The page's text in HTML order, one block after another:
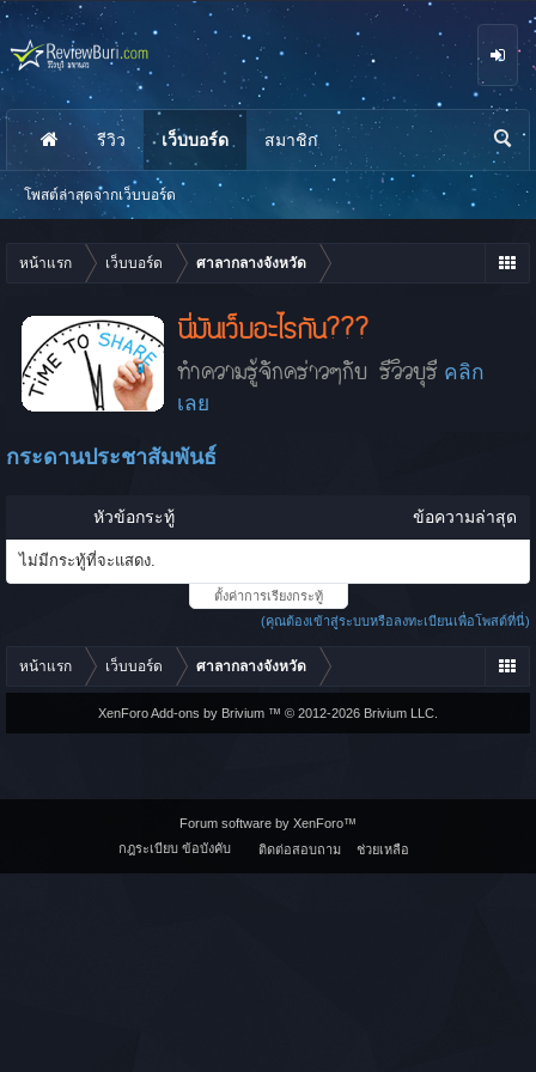
หน้าแรก เว็บบอร์ด ศาลากลางจังหวัด
นี่มันเว็บอะไรกัน???
ทำความรู้จักคร่าวๆกับ รีวิวบุรี คลิก
เลย
กระดานประชาสัมพันธ์
หัวข้อกระทู้ ข้อความล่าสุด
ไม่มีกระทู้ที่จะแสดง.
ตั้งค่าการเรียงกระทู้
(คุณต้องเข้าสู่ระบบหรือลงทะเบียนเพื่อโพสต์ที่นี่)
หน้าแรก เว็บบอร์ด ศาลากลางจังหวัด
XenForo Add-ons by Brivium ™ © 2012-2026 Brivium LLC.
รีวิว เว็บบอร์ด
โพสต์ล่าสุดจากเว็บบอร์ด
สมาชิก
นห
า
Forum software by XenForo™
กฎระเบียบ ข้อบังคับ
ติดต่อสอบถาม ช่วยเหลือ